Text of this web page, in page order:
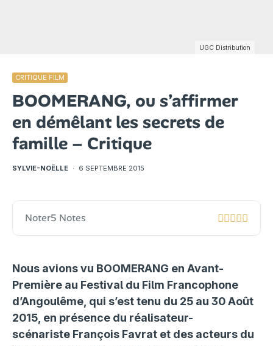
UGC Distribution
CRITIQUE FILM
BOOMERANG, ou s’affirmer
en démêlant les secrets de
famille – Critique
SYLVIE-NOËLLE · 6 SEPTEMBRE 2015
Nous avions vu BOOMERANG en Avant-
Première au Festival du Film Francophone
d’Angoulême, qui s’est tenu du 25 au 30 Août
2015, en présence du réalisateur-
scénariste François Favrat et des acteurs du
Noter5 Notes